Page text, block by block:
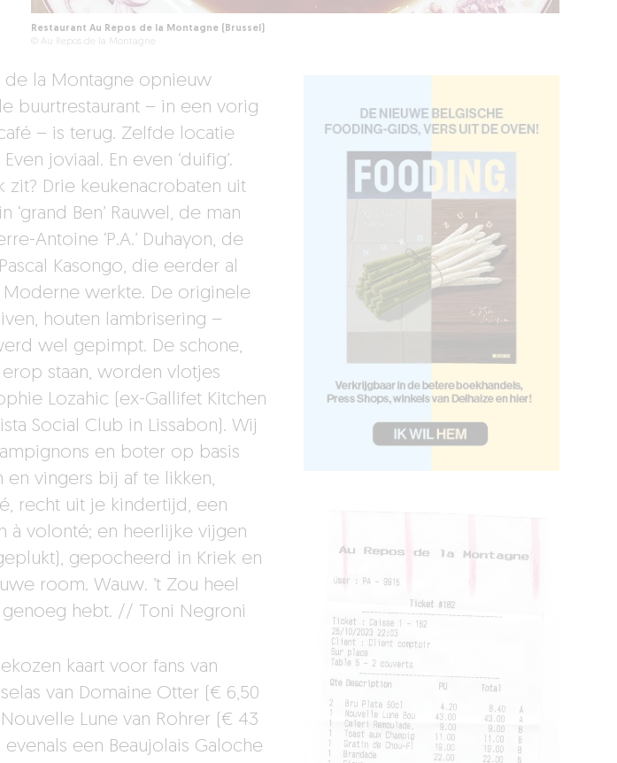
Restaurant Au Repos de la Montagne (Brussel)
© Au Repos de la Montagne
de la Montagne opnieuw
buurtrestaurant – in een vorig
– is terug. Zelfde locatie
joviaal. En even ‘duifig’.
Drie keukenacrobaten uit
‘grand Ben’ Rauwel, de man
Antoine ‘P.A.’ Duhayon, de
Kasongo, die eerder al
Moderne werkte. De originele
houten lambrisering –
wel gepimpt. De schone,
staan, worden vlotjes
Lozahic (ex-Gallifet Kitchen
Social Club in Lissabon). Wij
en boter op basis
vingers bij af te likken,
recht uit je kindertijd, een
à volonté; en heerlijke vijgen
gepocheerd in Kriek en
room. Wauw. ’t Zou heel
hebt. // Toni Negroni
kaart voor fans van
van Domaine Otter (€ 6,50
Lune van Rohrer (€ 43
een Beaujolais Galoche